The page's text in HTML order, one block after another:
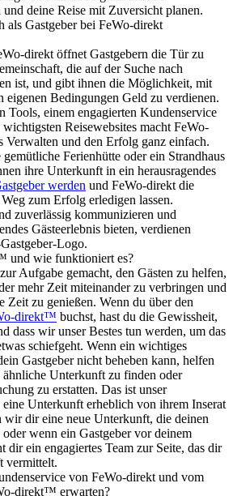
deine Reise mit Zuversicht planen.
als Gastgeber bei FeWo-direkt
direkt öffnet Gastgebern die Tür zu
die auf der Suche nach
ist, und gibt ihnen die Möglichkeit, mit
Bedingungen Geld zu verdienen.
Tools, einem engagierten Kundenservice
Reisewebsites macht FeWo-
Verwalten und den Erfolg ganz einfach.
Ferienhütte oder ein Strandhaus
ihre Unterkunft in ein herausragendes
werden und FeWo-direkt die
zum Erfolg erledigen lassen.
zuverlässig kommunizieren und
Gästeerlebnis bieten, verdienen
Logo.
und wie funktioniert es?
Aufgabe gemacht, den Gästen zu helfen,
mehr Zeit miteinander zu verbringen und
Zeit zu genießen. Wenn du über den
direkt™ buchst, hast du die Gewissheit,
dass wir unser Bestes tun werden, um das
schiefgeht. Wenn ein wichtiges
Gastgeber nicht beheben kann, helfen
Unterkunft zu finden oder
zu erstatten. Das ist unser
eine Unterkunft erheblich von ihrem Inserat
wir dir eine neue Unterkunft, die deinen
wenn ein Gastgeber vor deinem
dir ein engagiertes Team zur Seite, das dir
vermittelt.
von FeWo-direkt und vom
direkt™ erwarten?